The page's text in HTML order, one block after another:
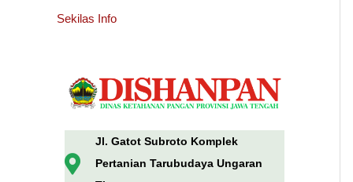
Sekilas Info
Jl. Gatot Subroto Komplek
Pertanian Tarubudaya Ungaran